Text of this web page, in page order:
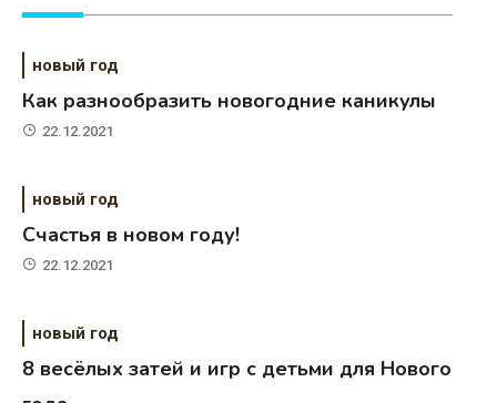
новый год
Как разнообразить новогодние каникулы
22.12.2021
новый год
Счастья в новом году!
22.12.2021
новый год
8 весёлых затей и игр с детьми для Нового